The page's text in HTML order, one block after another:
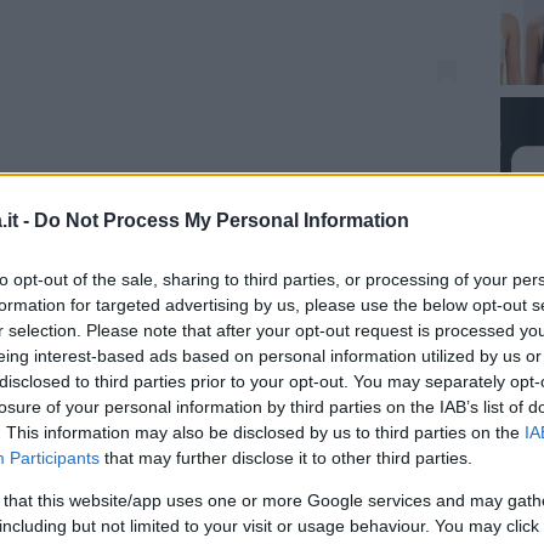
- Do Not Process My Personal Information
opt-out of the sale, sharing to third parties, or processing of your
for targeted advertising by us, please use the below opt-out
selection. Please note that after your opt-out request is processed
interest-based ads based on personal information utilized by us
to third parties prior to your opt-out. You may separately
of your personal information by third parties on the IAB’s list of
This information may also be disclosed by us to third parties on the
Participants that may further disclose it to other third parties.
that this website/app uses one or more Google services and may
but not limited to your visit or usage behaviour. You may
fronte ad una meravigliosa vista sui tetti di
di come si possa dare una
molti ormai consideratisuperati.
pantaloni dallavaggio scuroe avita alta,
in un paio distivaliin pelle scura, alti fin
abbinato ad un semplicemaglioncino nero